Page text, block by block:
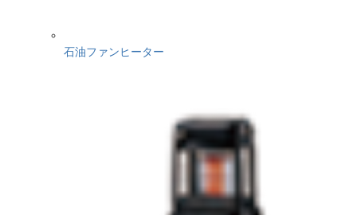
石油ファンヒーター